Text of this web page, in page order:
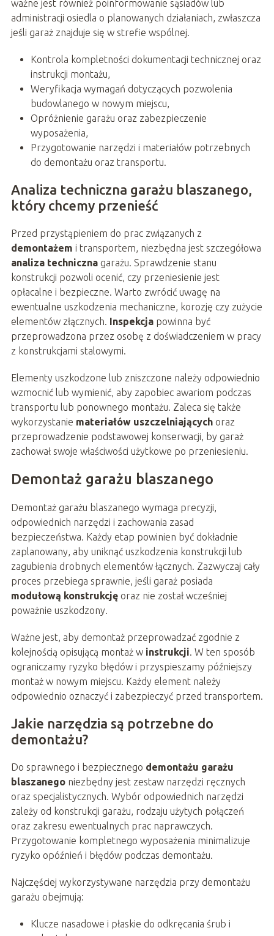
ważne jest również poinformowanie sąsiadów lub
administracji osiedla o planowanych działaniach, zwłaszcza
jeśli garaż znajduje się w strefie wspólnej.
Kontrola kompletności dokumentacji technicznej oraz
instrukcji montażu,
Weryfikacja wymagań dotyczących pozwolenia
budowlanego w nowym miejscu,
Opróżnienie garażu oraz zabezpieczenie
wyposażenia,
Przygotowanie narzędzi i materiałów potrzebnych
do demontażu oraz transportu.
Analiza techniczna garażu blaszanego,
który chcemy przenieść
Przed przystąpieniem do prac związanych z
demontażem i transportem, niezbędna jest szczegółowa
analiza technicznagarażu. Sprawdzenie stanu
konstrukcji pozwoli ocenić, czy przeniesienie jest
opłacalne i bezpieczne. Warto zwrócić uwagę na
ewentualne uszkodzenia mechaniczne, korozję czy zużycie
elementów złącznych. Inspekcjapowinna być
przeprowadzona przez osobę z doświadczeniem w pracy
z konstrukcjami stalowymi.
Elementy uszkodzone lub zniszczone należy odpowiednio
wzmocnić lub wymienić, aby zapobiec awariom podczas
transportu lub ponownego montażu. Zaleca się także
wykorzystanie materiałów uszczelniającychoraz
przeprowadzenie podstawowej konserwacji, by garaż
zachował swoje właściwości użytkowe po przeniesieniu.
Demontaż garażu blaszanego
Demontaż garażu blaszanego wymaga precyzji,
odpowiednich narzędzi i zachowania zasad
bezpieczeństwa. Każdy etap powinien być dokładnie
zaplanowany, aby uniknąć uszkodzenia konstrukcji lub
zagubienia drobnych elementów łącznych. Zazwyczaj cały
proces przebiega sprawnie, jeśli garaż posiada
modułową konstrukcjęoraz nie został wcześniej
poważnie uszkodzony.
Ważne jest, aby demontaż przeprowadzać zgodnie z
kolejnością opisującą montaż w instrukcji. W ten sposób
ograniczamy ryzyko błędów i przyspieszamy późniejszy
montaż w nowym miejscu. Każdy element należy
odpowiednio oznaczyć i zabezpieczyć przed transportem.
Jakie narzędzia są potrzebne do
demontażu?
Do sprawnego i bezpiecznego demontażu garażu
blaszanegoniezbędny jest zestaw narzędzi ręcznych
oraz specjalistycznych. Wybór odpowiednich narzędzi
zależy od konstrukcji garażu, rodzaju użytych połączeń
oraz zakresu ewentualnych prac naprawczych.
Przygotowanie kompletnego wyposażenia minimalizuje
ryzyko opóźnień i błędów podczas demontażu.
Najczęściej wykorzystywane narzędzia przy demontażu
garażu obejmują:
Klucze nasadowe i płaskie do odkręcania śrub i